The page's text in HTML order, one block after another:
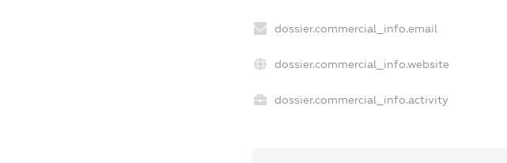
dossier.commercial_info.email
dossier.commercial_info.website
dossier.commercial_info.activity